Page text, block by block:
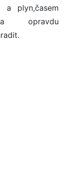
plyn,časem
opravdu